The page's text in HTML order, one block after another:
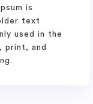
is
text
used in the
print, and